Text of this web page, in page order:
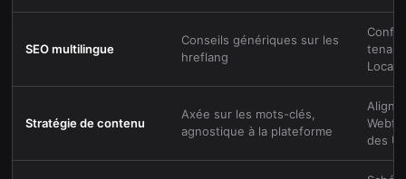
SEO multilingue
Conseils génériques sur les
hreflang
Stratégie de contenu
Axée sur les mots-clés,
agnostique à la plateforme
des